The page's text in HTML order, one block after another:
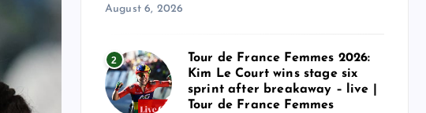
August 6, 2026
2
Tour de France Femmes 2026:
Kim Le Court wins stage six
sprint after breakaway – live |
Tour de France Femmes